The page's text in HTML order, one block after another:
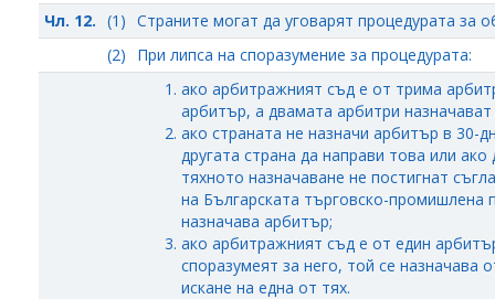
Чл. 12. (1) Страните могат да уговарят процедурата за
(2)
При липса на споразумение за процедурата:
ако арбитражният съд е от трима
арбитър, а двамата арбитри назначават
ако страната не назначи арбитър в 30-
другата страна да направи това или
тяхното назначаване не постигнат
на Българската търговско-промишлена
назначава арбитър;
ако арбитражният съд е от един
споразумеят за него, той се назначава
искане на една от тях.